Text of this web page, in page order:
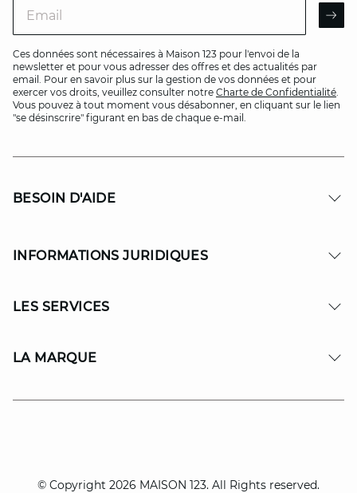
Ces données sont nécessaires à Maison 123 pour l'envoi de la
newsletter et pour vous adresser des offres et des actualités par
email. Pour en savoir plus sur la gestion de vos données et pour
exercer vos droits, veuillez consulter notre Charte de Confidentialité.
Vous pouvez à tout moment vous désabonner, en cliquant sur le lien
"se désinscrire" figurant en bas de chaque e-mail.
BESOIN D'AIDE
INFORMATIONS JURIDIQUES
LES SERVICES
LA MARQUE
© Copyright 2026 MAISON 123. All Rights reserved.